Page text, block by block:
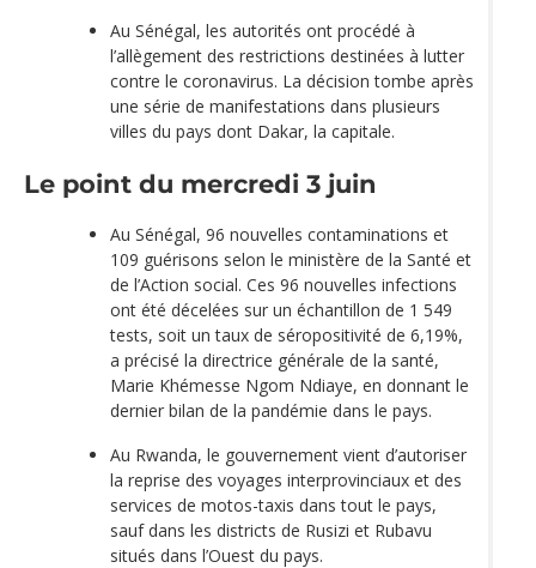
Au Sénégal, les autorités ont procédé à
l’allègement des restrictions destinées à lutter
contre le coronavirus. La décision tombe après
une série de manifestations dans plusieurs
villes du pays dont Dakar, la capitale.
Le point du mercredi 3 juin
Au Sénégal, 96 nouvelles contaminations et
109 guérisons selon le ministère de la Santé et
de l’Action social. Ces 96 nouvelles infections
ont été décelées sur un échantillon de 1 549
tests, soit un taux de séropositivité de 6,19%,
a précisé la directrice générale de la santé,
Marie Khémesse Ngom Ndiaye, en donnant le
dernier bilan de la pandémie dans le pays.
Au Rwanda, le gouvernement vient d’autoriser
la reprise des voyages interprovinciaux et des
services de motos-taxis dans tout le pays,
sauf dans les districts de Rusizi et Rubavu
situés dans l’Ouest du pays.